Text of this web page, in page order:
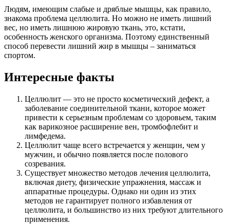
Людям, имеющим слабые и дряблые мышцы, как правило,
знакома проблема целлюлита. Но можно не иметь лишний
вес, но иметь лишнюю жировую ткань, это, кстати,
особенность женского организма. Поэтому единственный
способ перевести лишний жир в мышцы – заниматься
спортом.
Интересные факты
Целлюлит — это не просто косметический дефект, а
заболевание соединительной ткани, которое может
привести к серьезным проблемам со здоровьем, таким
как варикозное расширение вен, тромбофлебит и
лимфедема.
Целлюлит чаще всего встречается у женщин, чем у
мужчин, и обычно появляется после полового
созревания.
Существует множество методов лечения целлюлита,
включая диету, физические упражнения, массаж и
аппаратные процедуры. Однако ни один из этих
методов не гарантирует полного избавления от
целлюлита, и большинство из них требуют длительного
применения.